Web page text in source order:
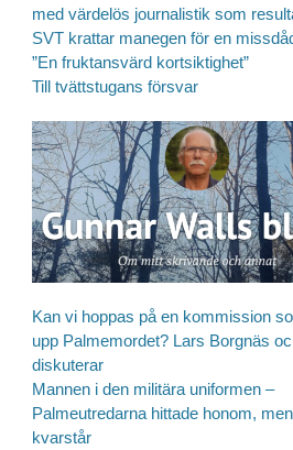
med värdelös journalistik som
SVT krattar manegen för en
”En fruktansvärd kortsiktighet”
Till tvättstugans försvar
Kan vi hoppas på en kommission
upp Palmemordet? Lars Borgnäs
diskuterar
Mannen i den militära uniformen –
Palmeutredarna hittade honom,
kvarstår